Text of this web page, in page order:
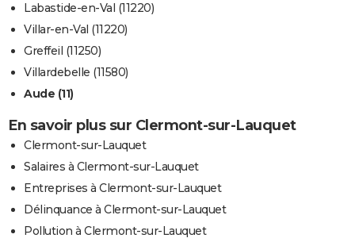
Labastide-en-Val (11220)
Villar-en-Val (11220)
Greffeil (11250)
Villardebelle (11580)
Aude (11)
En savoir plus sur Clermont-sur-Lauquet
Clermont-sur-Lauquet
Salaires à Clermont-sur-Lauquet
Entreprises à Clermont-sur-Lauquet
Délinquance à Clermont-sur-Lauquet
Pollution à Clermont-sur-Lauquet